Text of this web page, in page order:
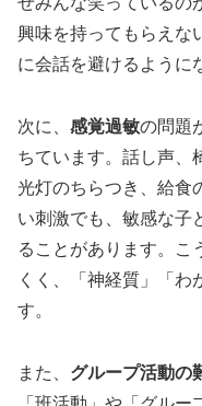
興味を持ってもらえな
に会話を避けるように
次に、 感覚過敏の問題
ちています。話し声、
光灯のちらつき、給食
い刺激でも、敏感な子
ることがあります。こ
くく、「神経質」「わ
す。
また、 グループ活動の